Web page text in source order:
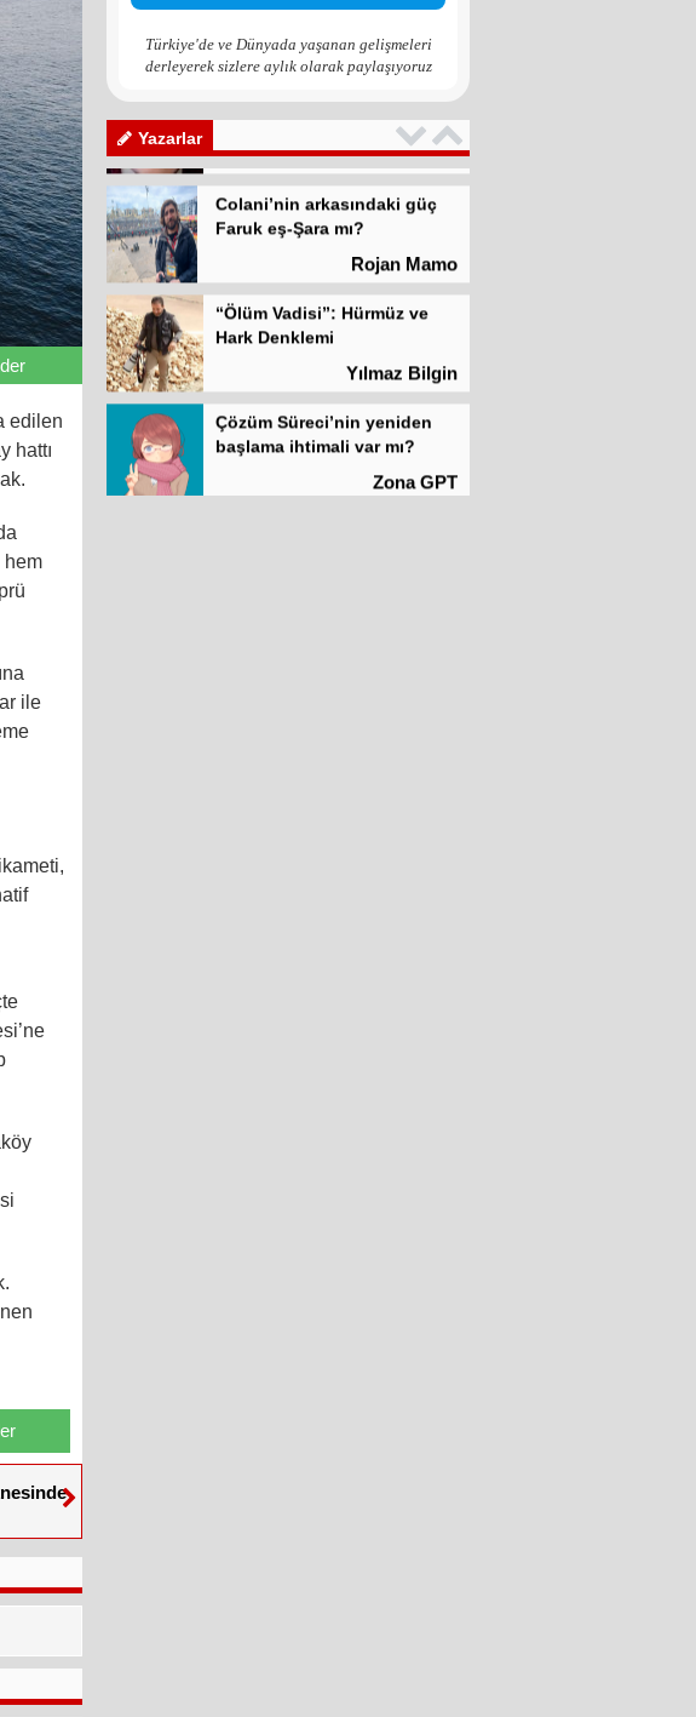
edilen
hattı
hem
ile
Türkiye'de ve Dünyada yaşanan gelişmeleri
derleyerek sizlere aylık olarak paylaşıyoruz
Yazarlar
Kadına şiddet “Devlet” eliyle
meşrulaştırılıyor
Atilla Yüceak
Colani’nin arkasındaki güç
Faruk eş-Şara mı?
“Ölüm Vadisi”: Hürmüz ve
Hark Denklemi
Çözüm Süreci’nin yeniden
başlama ihtimali var mı?